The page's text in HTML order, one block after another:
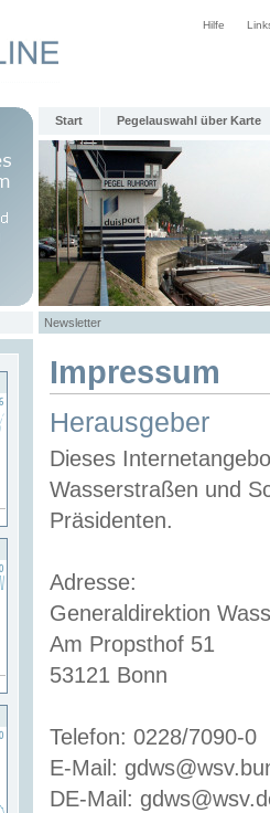
Hilfe
Start Pegelauswahl über Karte
Newsletter
Impressum
Herausgeber
Dieses
Wasserstraßen und
Präsidenten.
Adresse:
Generaldirektion
Am Propsthof 51
53121 Bonn
Telefon: 0228/7090-0
E-Mail:
DE-Mail: